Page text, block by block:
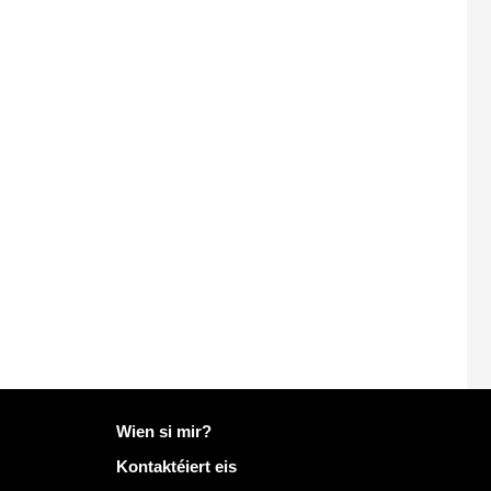
Méi Info op Mailo
Wien si mir?
Kontaktéiert eis